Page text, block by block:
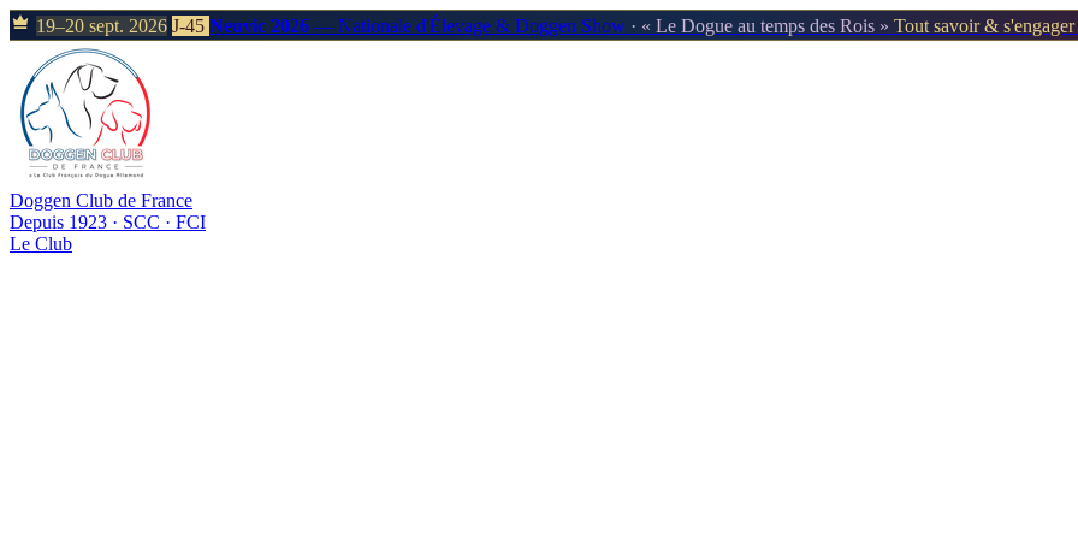
19–20 sept. 2026 J-45 Neuvic 2026 — Nationale d'Élevage & Doggen Show · « Le Dogue au temps des Rois » Tout savoir &
Doggen Club de France
Depuis 1923 · SCC · FCI
Le Club